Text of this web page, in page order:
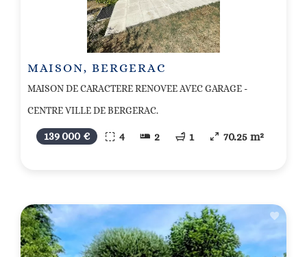
MAISON, BERGERAC
MAISON DE CARACTERE RENOVEE AVEC GARAGE -
CENTRE VILLE DE BERGERAC.
139 000 € 4 2 1 70.25 m²